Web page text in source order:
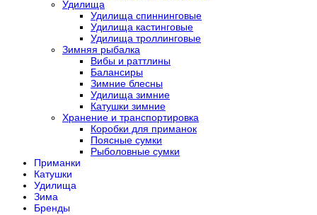
Удилища
Удилища спиннинговые
Удилища кастинговые
Удилища троллинговые
Зимняя рыбалка
Вибы и раттлины
Балансиры
Зимние блесны
Удилища зимние
Катушки зимние
Хранение и транспортировка
Коробки для приманок
Поясные сумки
Рыболовные сумки
Приманки
Катушки
Удилища
Зима
Бренды